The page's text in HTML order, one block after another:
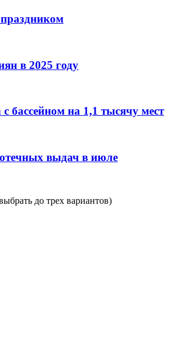
в 2025 году
бассейном на 1,1 тысячу мест
выдач в июле
до трех вариантов)